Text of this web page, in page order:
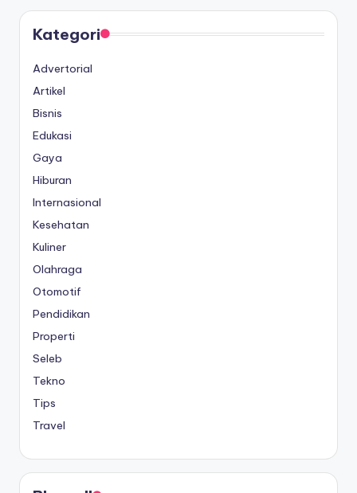
Kategori
Advertorial
Artikel
Bisnis
Edukasi
Gaya
Hiburan
Internasional
Kesehatan
Kuliner
Olahraga
Otomotif
Pendidikan
Properti
Seleb
Tekno
Tips
Travel